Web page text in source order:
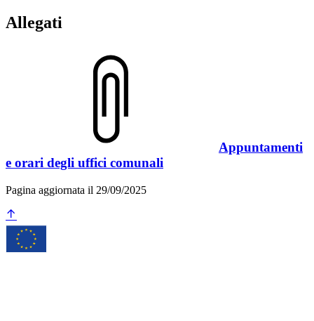
Allegati
Appuntamenti
e orari degli uffici comunali
Pagina aggiornata il 29/09/2025